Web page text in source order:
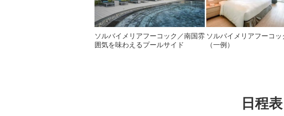
ソルバイメリアフーコック／南国雰
囲気を味わえるプールサイド
ソルバイメリアフーコッ
（一例）
日程表